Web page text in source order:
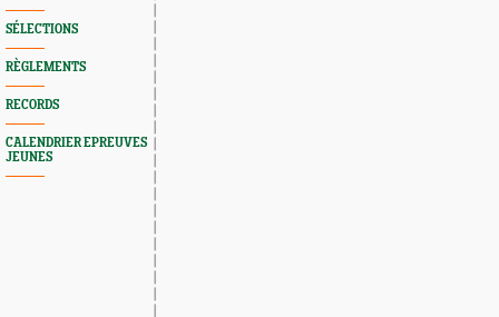
SÉLECTIONS
RÈGLEMENTS
RECORDS
CALENDRIER EPREUVES
JEUNES